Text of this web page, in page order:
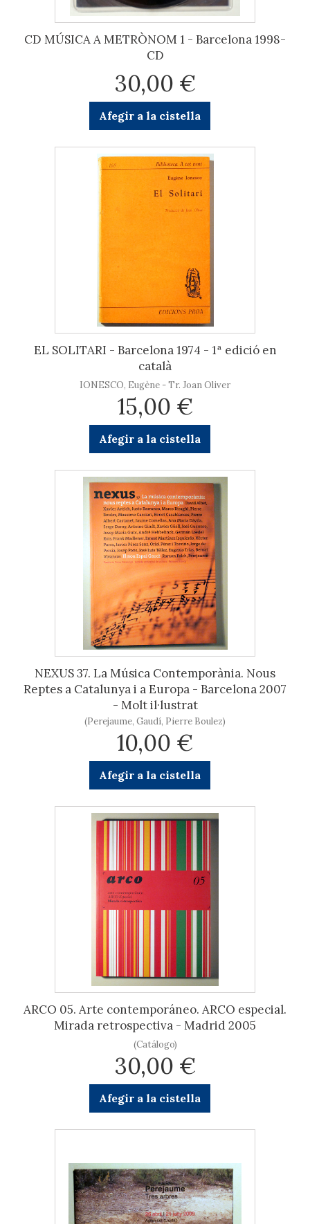
CD MÚSICA A METRÒNOM 1 - Barcelona 1998-
CD
30,00 €
Afegir a la cistella
EL SOLITARI - Barcelona 1974 - 1ª edició en
català
IONESCO, Eugène - Tr. Joan Oliver
15,00 €
Afegir a la cistella
NEXUS 37. La Música Contemporània. Nous
Reptes a Catalunya i a Europa - Barcelona 2007
- Molt il·lustrat
(Perejaume, Gaudí, Pierre Boulez)
10,00 €
Afegir a la cistella
ARCO 05. Arte contemporáneo. ARCO especial.
Mirada retrospectiva - Madrid 2005
(Catálogo)
30,00 €
Afegir a la cistella